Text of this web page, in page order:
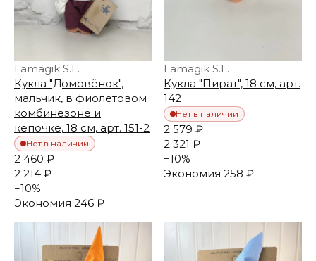
Lamagik S.L.
Кукла "Домовёнок",
мальчик, в фиолетовом
комбинезоне и
кепочке, 18 см, арт. 151-2
Нет в наличии
2 460 ₽
2 214 ₽
−10%
Экономия 246 ₽
Lamagik S.L.
Кукла "Пират", 18 см, арт.
142
Нет в наличии
2 579 ₽
2 321 ₽
−10%
Экономия 258 ₽